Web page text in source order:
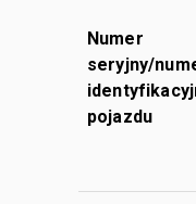
Numer
seryjny/
pojazdu